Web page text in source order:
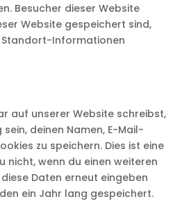
Besucher dieser Website
Website gespeichert sind,
Informationen
auf unserer Website schreibst,
deinen Namen, E-Mail-
zu speichern. Dies ist eine
wenn du einen weiteren
Daten erneut eingeben
ein Jahr lang gespeichert.